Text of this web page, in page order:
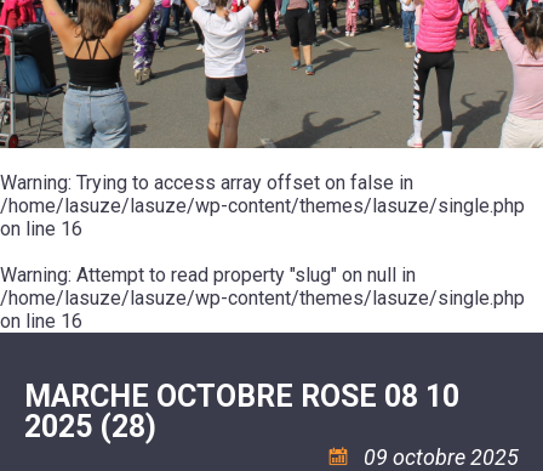
20ÈME
SIÈCLE
RÉUNIONS
DU
CONSEIL
MUNICIPAL
ARRÊTÉS
ET
DÉCISIONS
DU
MAIRE
MOT
DE
LA
MINORITÉ
LES
ÉCOLES
/
LE
COLLÈGE
ESPACE
JEUNES
11
18
:
ASSOCIATION
COULÉE
DOUCE
ENVIRONNEMENT
L'EAU
ET
L'ASSAINISSEMENT
LA
RÉSIDENCE
AUTONOMIE
LE
CCAS
LA
POLICE
SÉCURITÉ
/
RISQUES
MAJEURS
DE
MUSIQUE
L'ÉCOLE
COMMUNAUTAIRE
DE
DANSE
LA
PISCINE
ASSOCIATIONS
VOIE
VERTE
VISITES
ET
DÉCOUVERTES
LES
RANDONNÉES
LE
POUR
CAMPING-
CARS
TENTES
CARAVANES
LA
HALTE
FLUVIALE
LA
SUZE
Warning: Trying to access array offset on false in
/home/lasuze/lasuze/wp-content/themes/lasuze/single.php
on line 16
Warning: Attempt to read property "slug" on null in
/home/lasuze/lasuze/wp-content/themes/lasuze/single.php
on line 16
MARCHE OCTOBRE ROSE 08 10
2025 (28)
09 octobre 2025